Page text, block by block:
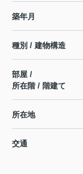
築年月
種別 / 建物構造
部屋 /
所在階 / 階建て
所在地
交通